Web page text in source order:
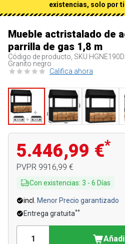
existencias, solo por
Mueble actristalado de
parrilla de gas 1,8 m
Código de producto, SKU
Granito negro
Califica ahora
5.446,99 €*
PVPR 9916,99 €
Con existencias: 3 - 6 Días
incl.
Menor Precio garantizado
Entrega gratuita**